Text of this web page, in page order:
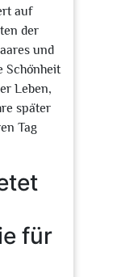
auf
der
und
Schönheit
Leben,
später
Tag
für